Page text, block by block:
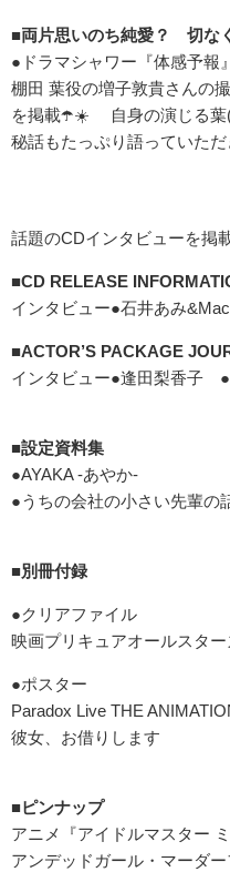
■両片思いのち純愛？ 切な
●ドラマシャワー『体感予報』
棚田 葉役の増子敦貴さんの
を掲載☂️☀️ 自身の演じる葉(
秘話もたっぷり語っていただ
話題のCDインタビューを掲
■CD RELEASE
インタビュー●石井あみ
■ACTOR’S PACKAGE
インタビュー●逢田梨香子
■設定資料集
●AYAKA -あやか-
●うちの会社の小さい先輩の
■別冊付録
●クリアファイル
映画プリキュアオールスター
●ポスター
Paradox Live THE
彼女、お借りします
■ピンナップ
アニメ『アイドルマスター
アンデッドガール・マーダー